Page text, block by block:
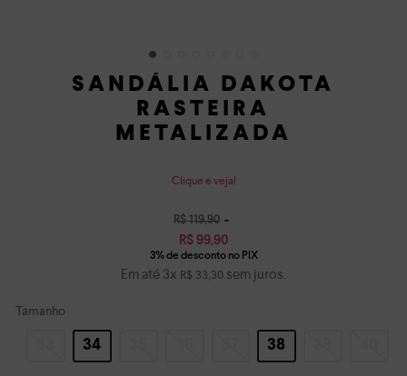
SANDÁLIA DAKOTA
RASTEIRA
METALIZADA
Clique e veja!
R$ 119,90
R$ 99,90
Em até 3x R$ 33,30 sem juros.
Tamanho
34 38